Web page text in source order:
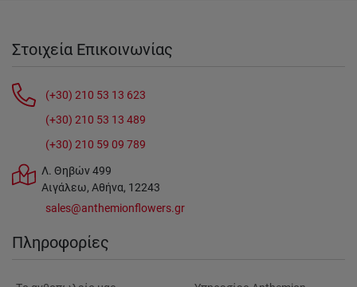
Στοιχεία Επικοινωνίας
(+30) 210 53 13 623
(+30) 210 53 13 489
(+30) 210 59 09 789
Λ. Θηβών 499
Αιγάλεω, Αθήνα, 12243
sales@anthemionflowers.gr
Πληροφορίες